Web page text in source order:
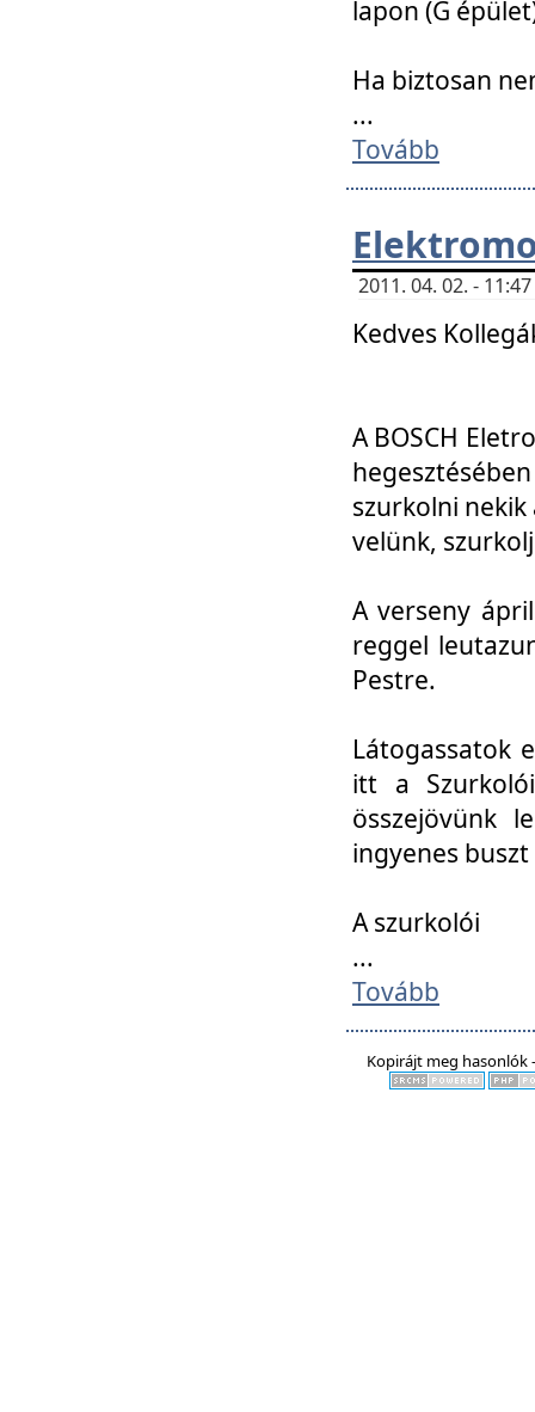
lapon (G
Ha biztosan
...
Tovább
2011. 04. 02. -
Kedves
A BOSCH
szurkolni
velünk,
A verseny
reggel
Pestre.
Látogassatok
itt a
összejövünk
ingyenes
A szurkolói
...
Tovább
Kopirájt meg hasonlók